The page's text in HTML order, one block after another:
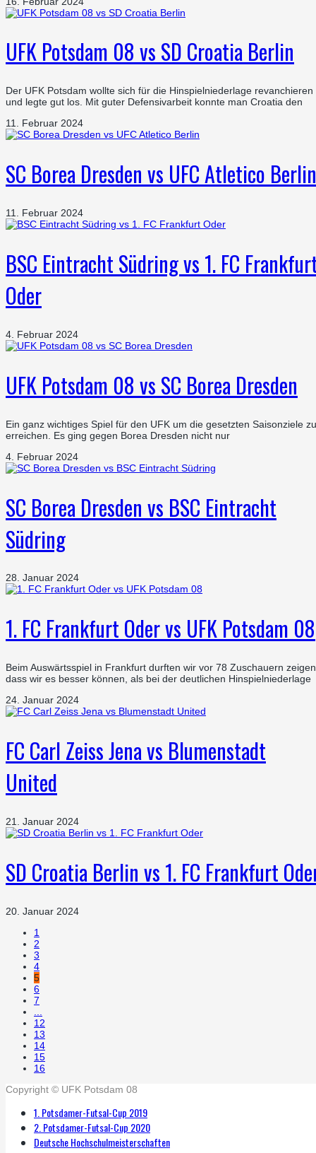
UFK Potsdam 08 vs SD Croatia Berlin
Der UFK Potsdam wollte sich für die Hinspielniederlage revanchieren
und legte gut los. Mit guter Defensivarbeit konnte man Croatia den
11. Februar 2024
SC Borea Dresden vs UFC Atletico Berlin
11. Februar 2024
BSC Eintracht Südring vs 1. FC
Oder
4. Februar 2024
UFK Potsdam 08 vs SC Borea Dresden
Ein ganz wichtiges Spiel für den UFK um die gesetzten Saisonziele zu
erreichen. Es ging gegen Borea Dresden nicht nur
4. Februar 2024
SC Borea Dresden vs BSC Eintracht
Südring
28. Januar 2024
1. FC Frankfurt Oder vs UFK Potsdam 08
Beim Auswärtsspiel in Frankfurt durften wir vor 78 Zuschauern
dass wir es besser können, als bei der deutlichen Hinspielniederlage
24. Januar 2024
FC Carl Zeiss Jena vs Blumenstadt
United
21. Januar 2024
SD Croatia Berlin vs 1. FC Frankfurt
20. Januar 2024
1
2
3
4
5
6
7
12
13
14
15
16
Copyright © UFK Potsdam 08
1. Potsdamer-Futsal-Cup 2019
2. Potsdamer-Futsal-Cup 2020
Deutsche Hochschulmeisterschaften